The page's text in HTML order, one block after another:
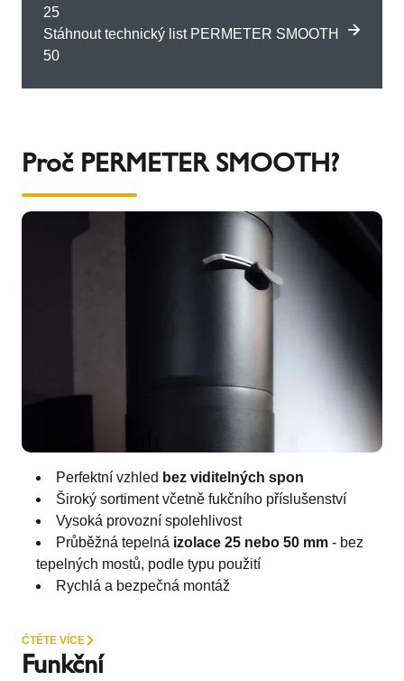
25
Stáhnout technický list PERMETER SMOOTH
50
Proč PERMETER SMOOTH?
Perfektní vzhled bez viditelných spon
Široký sortiment včetně fukčního příslušenství
Vysoká provozní spolehlivost
Průběžná tepelná izolace 25 nebo 50 mm - bez
tepelných mostů, podle typu použití
Rychlá a bezpečná montáž
ĆTĚTE VÍCE
Funkční